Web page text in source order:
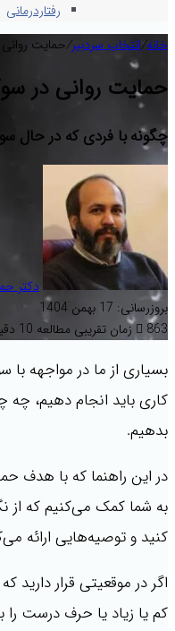
رفتاردرمانی
خانه/انتخاب سردبیر/حمایت
حمایت روانی در
چگونه با فردی که در
دکتر
بروزرسانی: 17 بهمن 1404
863
زمان تقریبی مطالعه 10 دقیقه
بسیاری از ما در مواجهه با
کاری باید انجام دهیم، چه
بدهیم.
در این راهنما که با هدف
به شما کمک می‌کنیم که از
کنید و توصیه‌هایی ارائه
اگر در موقعیتی قرار دارید
کم یا زیاد یا حرف درست را